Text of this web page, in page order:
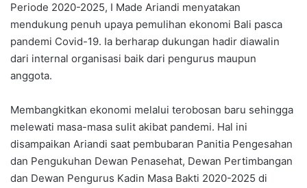
Periode 2020-2025, I Made Ariandi menyatakan
mendukung penuh upaya pemulihan ekonomi Bali pasca
pandemi Covid-19. Ia berharap dukungan hadir diawalin
dari internal organisasi baik dari pengurus maupun
anggota.
Membangkitkan ekonomi melalui terobosan baru sehingga
melewati masa-masa sulit akibat pandemi. Hal ini
disampaikan Ariandi saat pembubaran Panitia Pengesahan
dan Pengukuhan Dewan Penasehat, Dewan Pertimbangan
dan Dewan Pengurus Kadin Masa Bakti 2020-2025 di